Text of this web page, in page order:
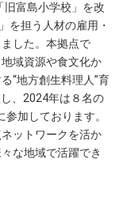
富島小学校」を改
を担う人材の雇用・
した。本拠点で
域資源や食文化か
“地方創生料理人”育
、2024年は８名の
加しております。
ットワークを活か
な地域で活躍でき